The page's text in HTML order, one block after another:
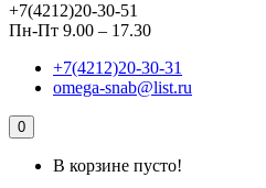
+7(4212)20-30-51
Пн-Пт 9.00 – 17.30
+7(4212)20-30-31
omega-snab@list.ru
0
В корзине пусто!